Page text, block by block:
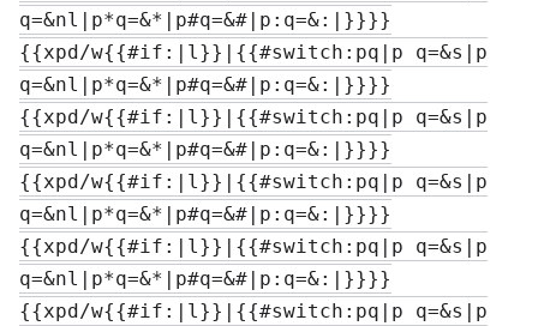
q=&nl|p*q=&*|p#q=&#|p:q=&:|}}}}
{{xpd/w{{#if:|l}}|{{#switch:pq|p q=&s|p
q=&nl|p*q=&*|p#q=&#|p:q=&:|}}}}
{{xpd/w{{#if:|l}}|{{#switch:pq|p q=&s|p
q=&nl|p*q=&*|p#q=&#|p:q=&:|}}}}
{{xpd/w{{#if:|l}}|{{#switch:pq|p q=&s|p
q=&nl|p*q=&*|p#q=&#|p:q=&:|}}}}
{{xpd/w{{#if:|l}}|{{#switch:pq|p q=&s|p
q=&nl|p*q=&*|p#q=&#|p:q=&:|}}}}
{{xpd/w{{#if:|l}}|{{#switch:pq|p q=&s|p